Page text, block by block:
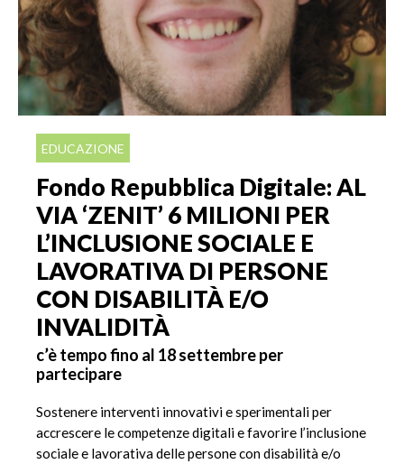
EDUCAZIONE
Fondo Repubblica Digitale: AL
VIA ‘ZENIT’ 6 MILIONI PER
L’INCLUSIONE SOCIALE E
LAVORATIVA DI PERSONE
CON DISABILITÀ E/O
INVALIDITÀ
c’è tempo fino al 18 settembre per
partecipare
Sostenere interventi innovativi e sperimentali per
accrescere le competenze digitali e favorire l’inclusione
sociale e lavorativa delle persone con disabilità e/o